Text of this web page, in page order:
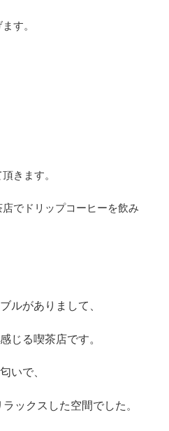
す。
きます。
でドリップコーヒーを飲み
ルがありまして、
じる喫茶店です。
いで、
ラックスした空間でした 。